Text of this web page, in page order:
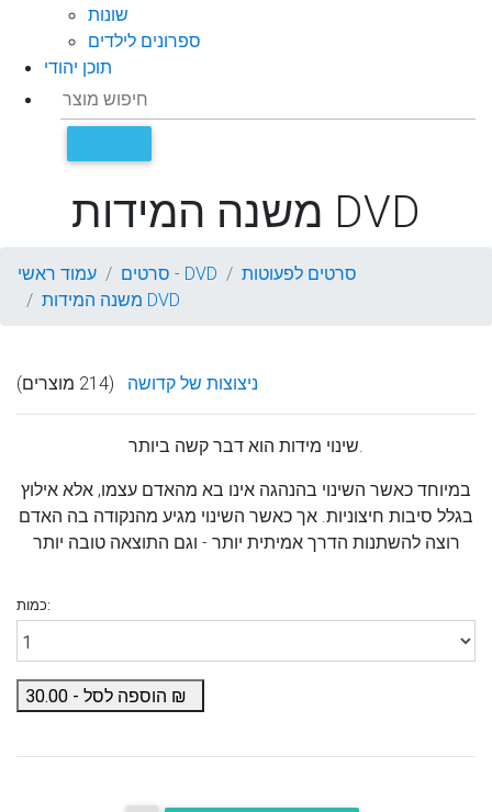
שונות
ספרונים לילדים
תוכן יהודי
משנה המידות DVD
עמוד ראשי סרטים - DVD
סרטים לפעוטות
משנה המידות DVD
ניצוצות של קדושה (214 מוצרים)
שינוי מידות הוא דבר קשה ביותר.
במיוחד כאשר השינוי בהנהגה אינו בא מהאדם עצמו, אלא אילוץ
בגלל סיבות חיצוניות. אך כאשר השינוי מגיע מהנקודה בה האדם
רוצה להשתנות הדרך אמיתית יותר - וגם התוצאה טובה יותר
כמות:
הוספה לסל - 30.00